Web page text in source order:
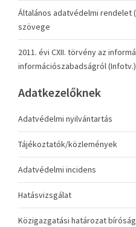
Általános adatvédelmi rendelet
szövege
2011. évi CXII. törvény az
információszabadságról (Infotv.)
Adatkezelőknek
Adatvédelmi nyilvántartás
Tájékoztatók/közlemények
Adatvédelmi incidens
Hatásvizsgálat
Közigazgatási határozat